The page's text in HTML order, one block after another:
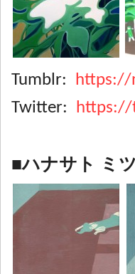
Tumblr: https://
Twitter: https://
■ハナサト ミ